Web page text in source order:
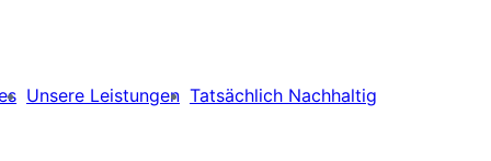
Unsere Leistungen Tatsächlich Nachhaltig